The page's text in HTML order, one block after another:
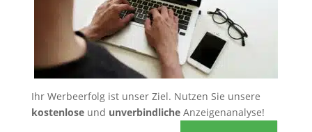
Ihr Werbeerfolg ist unser Ziel. Nutzen Sie unsere
kostenloseund unverbindlicheAnzeigenanalyse!